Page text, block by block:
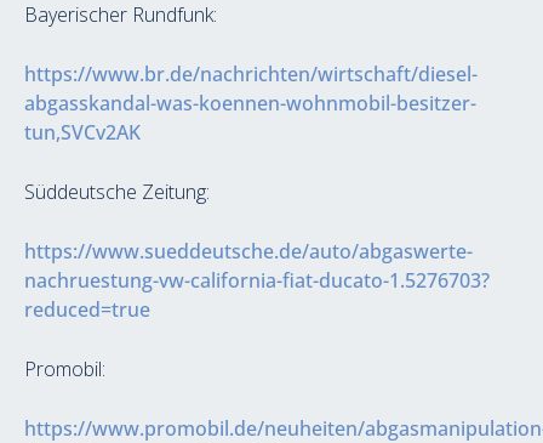
Bayerischer Rundfunk:
https://www.br.de/nachrichten/wirtschaft/diesel-
abgasskandal-was-koennen-wohnmobil-besitzer-
tun,SVCv2AK
Süddeutsche Zeitung:
https://www.sueddeutsche.de/auto/abgaswerte-
nachruestung-vw-california-fiat-ducato-1.5276703?
reduced=true
Promobil:
https://www.promobil.de/neuheiten/